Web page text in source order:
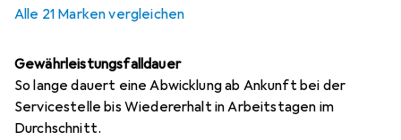
Alle 21 Marken vergleichen
Gewährleistungsfalldauer
So lange dauert eine Abwicklung ab Ankunft bei der
Servicestelle bis Wiedererhalt in Arbeitstagen im
Durchschnitt.